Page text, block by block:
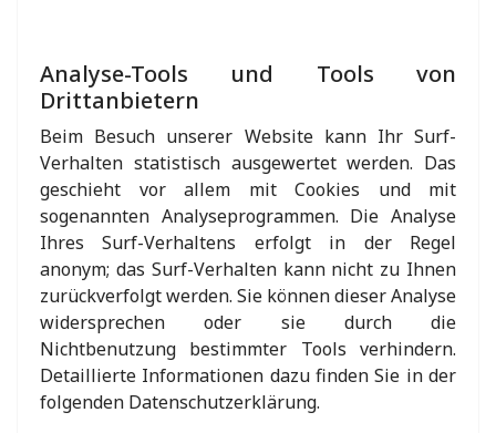
Analyse-Tools und Tools von
Drittanbietern
Beim Besuch unserer Website kann Ihr Surf-
Verhalten statistisch ausgewertet werden. Das
geschieht vor allem mit Cookies und mit
sogenannten Analyseprogrammen. Die Analyse
Ihres Surf-Verhaltens erfolgt in der Regel
anonym; das Surf-Verhalten kann nicht zu Ihnen
zurückverfolgt werden. Sie können dieser Analyse
widersprechen oder sie durch die
Nichtbenutzung bestimmter Tools verhindern.
Detaillierte Informationen dazu finden Sie in der
folgenden Datenschutzerklärung.